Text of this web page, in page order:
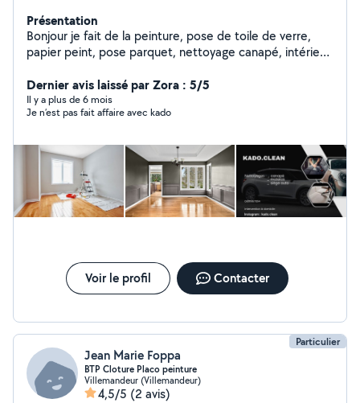
Présentation
Bonjour je fait de la peinture, pose de toile de verre,
papier peint, pose parquet, nettoyage canapé, intérieur
plus de renseignements
Dernier avis laissé par Zora : 5/5
Il y a plus de 6 mois
Je n’est pas fait affaire avec kado
Voir le profil Contacter
Particulier
Jean Marie Foppa
BTP Cloture Placo peinture
Villemandeur (Villemandeur)
4,5/5 (2 avis)